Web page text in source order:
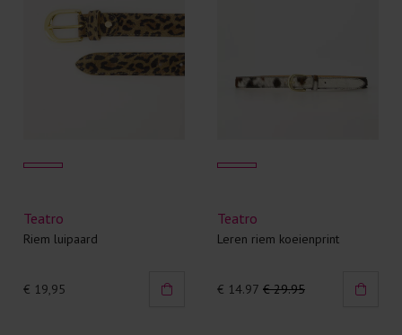
Teatro
Riem luipaard
€ 19,95
Teatro
Leren riem koeienprint
€ 14.97 € 29.95